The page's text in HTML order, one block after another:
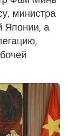
министра
Японии, а